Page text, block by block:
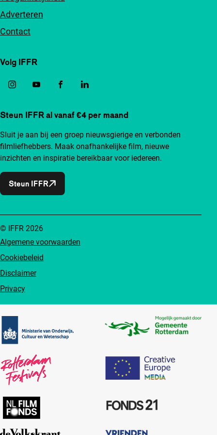
Adverteren
Contact
Volg IFFR
Steun IFFR al vanaf €4 per maand
Sluit je aan bij een groep nieuwsgierige en verbonden
filmliefhebbers. Maak onafhankelijke film, nieuwe
inzichten en inspiratie bereikbaar voor iedereen.
Steun IFFR
Algemene voorwaarden
Cookiebeleid
Disclaimer
Privacy
© IFFR 2026